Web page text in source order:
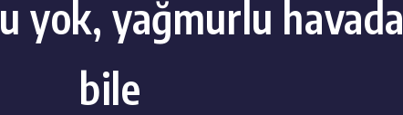
yok, yağmurlu havada
bile